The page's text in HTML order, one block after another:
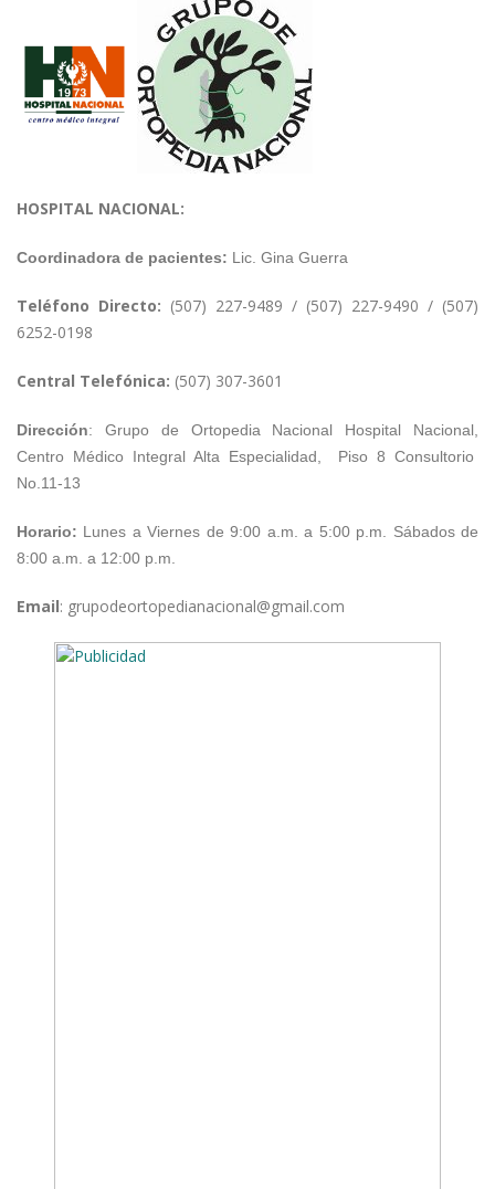
HOSPITAL NACIONAL:
Coordinadora de pacientes: Lic. Gina Guerra
Teléfono Directo: (507) 227-9489 / (507) 227-9490 / (507)
6252-0198
Central Telefónica: (507) 307-3601
Dirección: Grupo de Ortopedia Nacional Hospital Nacional,
Centro Médico Integral Alta Especialidad, Piso 8 Consultorio
No.11-13
Horario: Lunes a Viernes de 9:00 a.m. a 5:00 p.m. Sábados de
8:00 a.m. a 12:00 p.m.
Email: grupodeortopedianacional@gmail.com